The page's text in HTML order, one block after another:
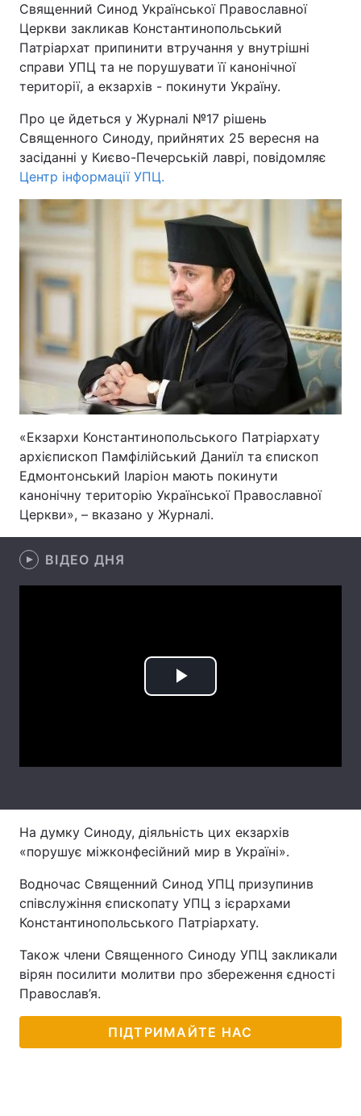
Україна Політика
Економіка
Спорт Наука
Зброя Інциденти
Туризм
Цікавинки Погода
Екологія Регіони
Відео з Youtube
Інтерв'ю Думки
Архів Вакансії
Священний Синод Української Православної
Церкви закликав Константинопольський
Патріархат припинити втручання у внутрішні
справи УПЦ та не порушувати її канонічної
території, а екзархів - покинути Україну.
Про це йдеться у Журналі №17 рішень
Священного Синоду, прийнятих 25 вересня на
засіданні у Києво-Печерській лаврі, повідомляє
Центр інформації УПЦ.
«Екзархи Константинопольського Патріархату
архієпископ Памфілійський Даниїл та єпископ
Едмонтонський Іларіон мають покинути
канонічну територію Української Православної
Церкви», – вказано у Журналі.
ВІДЕО ДНЯ
Play
На думку Синоду, діяльність цих екзархів
«порушує міжконфесійний мир в Україні».
Водночас Священний Синод УПЦ призупинив
співслужіння єпископату УПЦ з ієрархами
Константинопольського Патріархату.
Також члени Священного Синоду УПЦ закликали
вірян посилити молитви про збереження єдності
Православ’я.
ПІДТРИМАЙТЕ НАС